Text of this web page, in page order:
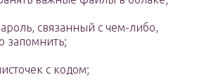
связанный с чем-либо,
запомнить;
с кодом;